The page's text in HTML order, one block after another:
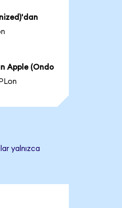
Apple (Ondo
yalnızca